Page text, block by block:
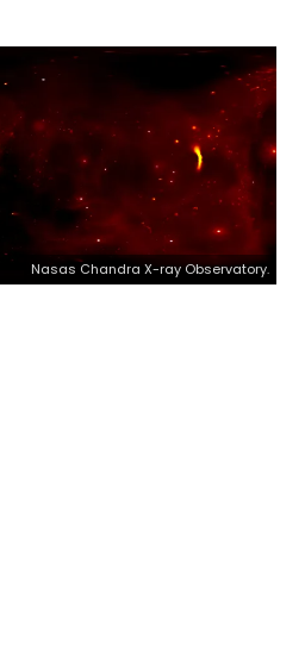
Nasas Chandra X-ray Observatory.